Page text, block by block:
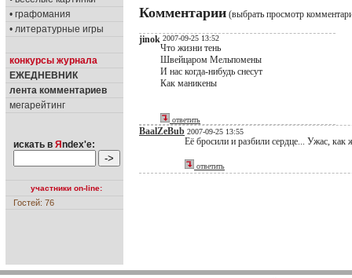
• графомания
• литературные игры
конкурсы журнала
ЕЖЕДНЕВНИК
лента комментариев
мегарейтинг
искать в Я ndex'е:
участники on-line:
Гостей: 76
Комментарии (выбрать просмотр
jinok 2007-09-25 13:52
Что жизни тень
Швейцаром Мельпомены
И нас когда-нибудь снесут
Как маникены
ответить
BaalZeBub 2007-09-25 13:55
Её бросили и разбили сердце... Ужас, как
ответить